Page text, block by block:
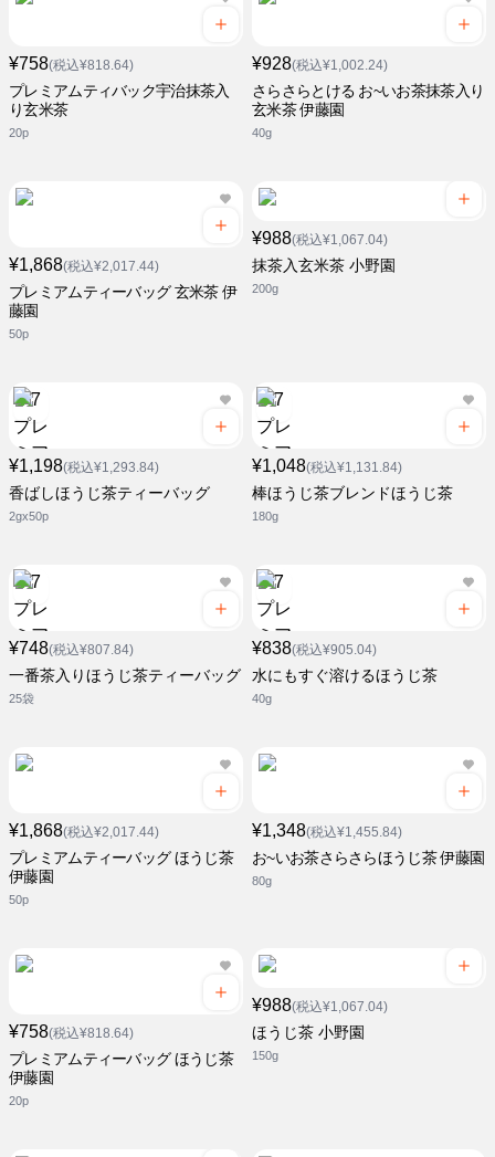
¥758(税込¥818.64)
プレミアムティバック宇治抹茶入
り玄米茶
20p
¥928(税込¥1,002.24)
さらさらとける お~いお茶抹茶入り
玄米茶 伊藤園
40g
¥1,868(税込¥2,017.44)
プレミアムティーバッグ 玄米茶 伊
藤園
50p
¥988(税込¥1,067.04)
抹茶入玄米茶 小野園
200g
¥1,198(税込¥1,293.84)
香ばしほうじ茶ティーバッグ
2gx50p
¥1,048(税込¥1,131.84)
棒ほうじ茶ブレンドほうじ茶
180g
¥748(税込¥807.84)
一番茶入りほうじ茶ティーバッグ
25袋
¥838(税込¥905.04)
水にもすぐ溶けるほうじ茶
40g
¥1,868(税込¥2,017.44)
プレミアムティーバッグ ほうじ茶
伊藤園
50p
¥1,348(税込¥1,455.84)
お~いお茶さらさらほうじ茶 伊藤園
80g
¥758(税込¥818.64)
プレミアムティーバッグ ほうじ茶
伊藤園
20p
¥988(税込¥1,067.04)
ほうじ茶 小野園
150g